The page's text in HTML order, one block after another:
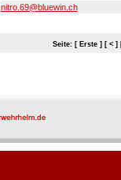
nitro.69@bluewin.ch
Seite: [ Erste ] [ < ]